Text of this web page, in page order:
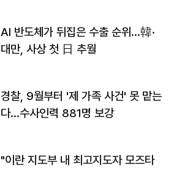
AI 반도체가 뒤집은 수출 순위…韓·
대만, 사상 첫 日 추월
경찰, 9월부터 '제 가족 사건' 못 맡는
다…수사인력 881명 보강
"이란 지도부 내 최고지도자 모즈타